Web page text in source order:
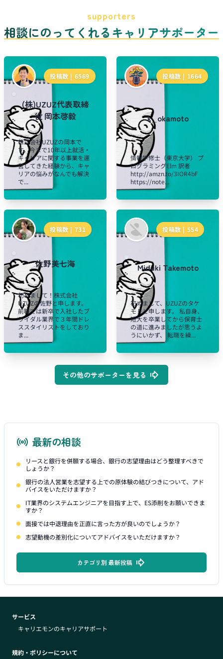
supporters
相談にのってくれるキャリアサポーター
投稿数 | 6569
(株)UZUZ代表取締
役 岡本啓毅
株式会社UZUZの岡本で
す。今まで10年以上就活・
キャリアに関する事業を運
営してきた経験から、キャ
リアの悩みがなんでも解決
で...
投稿数 | 1664
k_okamoto
情報学修士（東京大学） プ
ログラミングElm 訳者
http://amzn.to/3IOR4bF
https://note...
投稿数 | 731
佐野美七海
初めまして！株式会社
UZUZの佐野と申します。
前職では新卒で入社したブ
ライダル業界で３年間ドレ
ススタイリストをしており
ま...
投稿数 | 554
Miduki Takemoto
初めまして、UZUZのタケ
モトと申します。 私自身、
短大を卒業してから保育士
の道に進みましたが思うよ
うにいかず、 転職を繰...
その他のサポーターを見る
最新の相談
リースと銀行を併願する場合、銀行の志望理由はどう整理すべきで
しょうか？
銀行の法人営業を志望する上での原体験の結びつきについて、アド
バイスをいただけますか？
IT業界のシステムエンジニアを目指す上で、ES添削をお願いできま
すか？
面接では中退理由を正直に言った方が良いのでしょうか？
志望動機の差別化についてアドバイスをいただけますか？
カテゴリ別 最新投稿
サービス
キャリエモンのキャリアサポート
規約・ポリシーについて